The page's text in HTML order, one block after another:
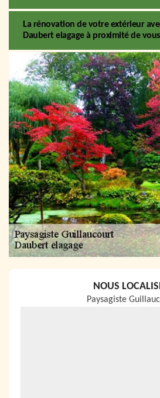
La rénovation de votre extérieur
Daubert elagage à proximité de vous
NOUS
Paysagiste